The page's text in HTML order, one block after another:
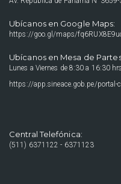
Ubícanos en Google Maps:
https://goo.gl/maps/
Ubícanos en Mesa de
Lunes a Viernes de 8:30 a 16:30
https://app.sineace.gob.pe/portal-
Central Telefónica:
(511) 6371122 - 6371123